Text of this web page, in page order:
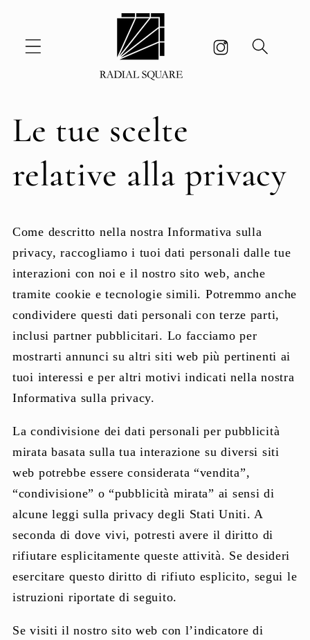
Le tue scelte
relative alla privacy
Come descritto nella nostra Informativa sulla
privacy, raccogliamo i tuoi dati personali dalle tue
interazioni con noi e il nostro sito web, anche
tramite cookie e tecnologie simili. Potremmo anche
condividere questi dati personali con terze parti,
inclusi partner pubblicitari. Lo facciamo per
mostrarti annunci su altri siti web più pertinenti ai
tuoi interessi e per altri motivi indicati nella nostra
Informativa sulla privacy.
La condivisione dei dati personali per pubblicità
mirata basata sulla tua interazione su diversi siti
web potrebbe essere considerata “vendita”,
“condivisione” o “pubblicità mirata” ai sensi di
alcune leggi sulla privacy degli Stati Uniti. A
seconda di dove vivi, potresti avere il diritto di
rifiutare esplicitamente queste attività. Se desideri
esercitare questo diritto di rifiuto esplicito, segui le
istruzioni riportate di seguito.
Se visiti il nostro sito web con l’indicatore di